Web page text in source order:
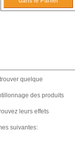
quelque
des produits
leurs effets
suivantes: